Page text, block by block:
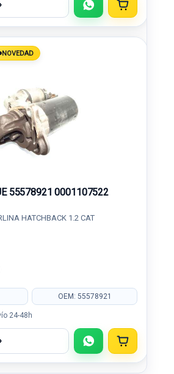
NOVEDAD
55578921 0001107522
HATCHBACK 1.2 CAT
OEM: 55578921
24-48h